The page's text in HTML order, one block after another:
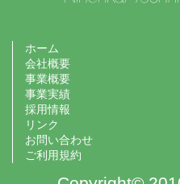
ホーム
会社概要
事業概要
事業実績
採用情報
リンク
お問い合わせ
ご利用規約